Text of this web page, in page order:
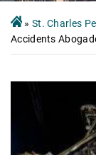
» St. Charles
Accidents